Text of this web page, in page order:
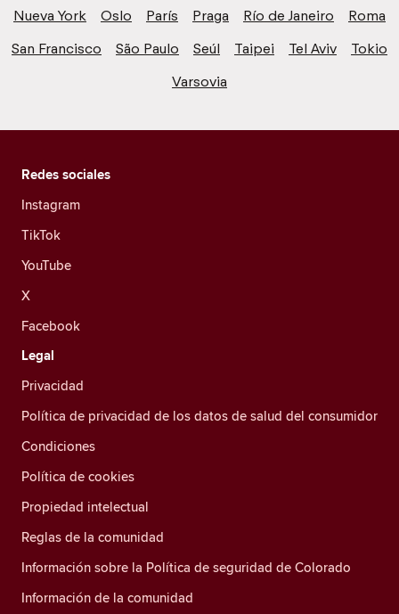
Nueva York
Oslo París Praga Río de Janeiro
Roma
San Francisco
São Paulo Seúl Taipei Tel Aviv
Tokio
Varsovia
Redes sociales
Instagram
TikTok
YouTube
X
Facebook
Legal
Privacidad
Política de privacidad de los datos de salud del consumidor
Condiciones
Política de cookies
Propiedad intelectual
Reglas de la comunidad
Información sobre la Política de seguridad de Colorado
Información de la comunidad